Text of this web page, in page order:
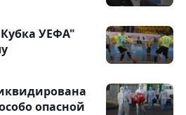
УЕФА"
опасной